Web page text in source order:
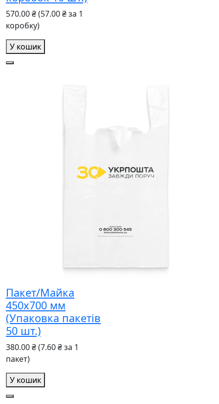
570.00 ₴(57.00 ₴ за 1
коробку)
У кошик
Пакет/Майка
450x700 мм
(Упаковка пакетів
50 шт.)
380.00 ₴(7.60 ₴ за 1
пакет)
У кошик